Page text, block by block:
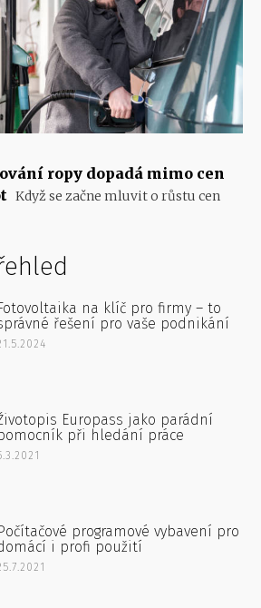
ropy dopadá mimo cen
Když se začne mluvit o růstu cen
Fotovoltaika na klíč pro firmy – to
řešení pro vaše podnikání
Europass jako parádní
při hledání práce
Počítačové programové vybavení pro
i profi použití